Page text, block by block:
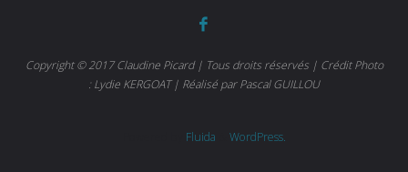
d’autant que le diabète
Copyright © 2017 Claudine Picard | Tous droits réservés | Crédit Photo
: Lydie KERGOAT | Réalisé par Pascal GUILLOU
Fluida WordPress.